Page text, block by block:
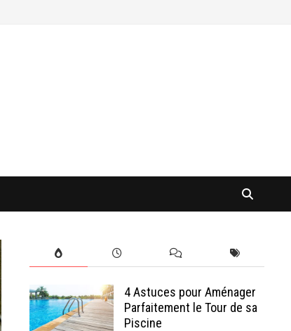
4 Astuces pour Aménager
Parfaitement le Tour de sa
Piscine